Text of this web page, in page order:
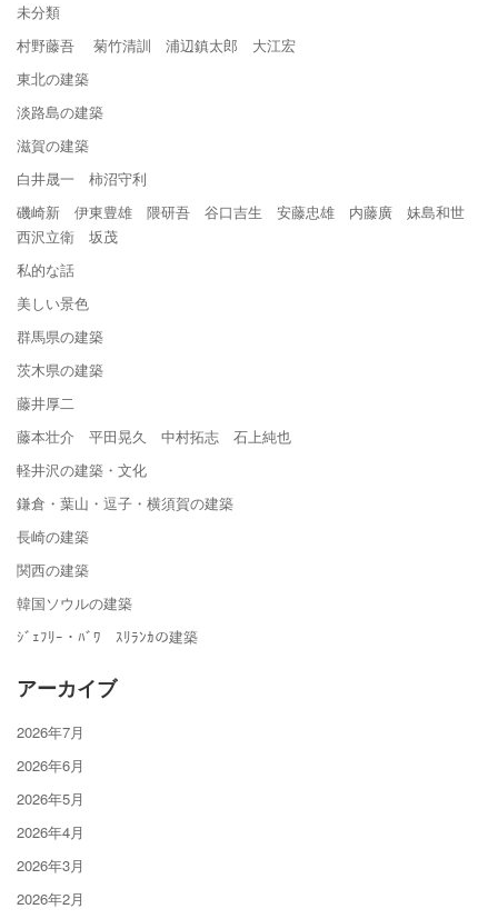
未分類
村野藤吾 菊竹清訓 浦辺鎮太郎 大江宏
東北の建築
淡路島の建築
滋賀の建築
白井晟一 柿沼守利
磯崎新 伊東豊雄 隈研吾 谷口吉生 安藤忠雄 内藤廣 妹島和世
西沢立衛 坂茂
私的な話
美しい景色
群馬県の建築
茨木県の建築
藤井厚二
藤本壮介 平田晃久 中村拓志 石上純也
軽井沢の建築・文化
鎌倉・葉山・逗子・横須賀の建築
長崎の建築
関西の建築
韓国ソウルの建築
ｼﾞｪﾌﾘｰ・ﾊﾞﾜ ｽﾘﾗﾝｶの建築
アーカイブ
2026年7月
2026年6月
2026年5月
2026年4月
2026年3月
2026年2月